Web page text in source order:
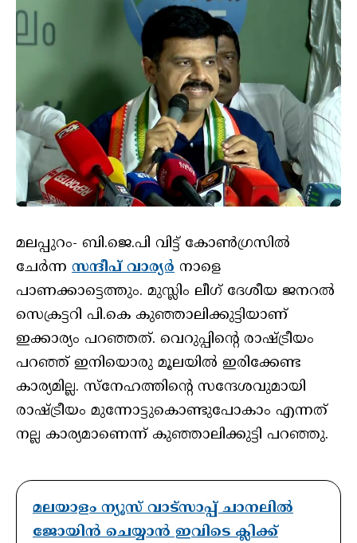
മലപ്പുറം- ബി.ജെ.പി വിട്ട് കോൺഗ്രസിൽ
ചേർന്ന സന്ദീപ് വാര്യർ നാളെ
പാണക്കാട്ടെത്തും. മുസ്ലിം ലീഗ് ദേശീയ ജനറൽ
സെക്രട്ടറി പി.കെ കുഞ്ഞാലിക്കുട്ടിയാണ്
ഇക്കാര്യം പറഞ്ഞത്. വെറുപ്പിന്റെ രാഷ്ട്രീയം
പറഞ്ഞ് ഇനിയൊരു മൂലയിൽ ഇരിക്കേണ്ട
കാര്യമില്ല. സ്നേഹത്തിന്റെ സന്ദേശവുമായി
രാഷ്ട്രീയം മുന്നോട്ടുകൊണ്ടുപോകാം എന്നത്
നല്ല കാര്യമാണെന്ന് കുഞ്ഞാലിക്കുട്ടി പറഞ്ഞു.
മലയാളം ന്യൂസ് വാട്സാപ്പ് ചാനലിൽ
ജോയിൻ ചെയ്യാൻ ഇവിടെ ക്ലിക്ക്